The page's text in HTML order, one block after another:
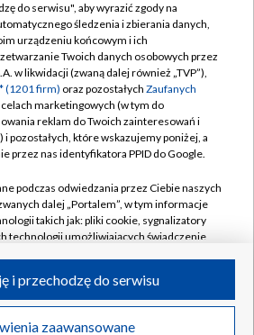
TVP
TVP
Cyfrowa
Regulamin TVP
prywatności
Moje zgody
Pomoc
Kontakt
Kanały
Polska S.A. w likwidacji
do serwisu", aby wyrazić zgody na
śledzenia i zbierania danych,
urządzeniu końcowym i ich
Twoich danych osobowych przez
w likwidacji (zwaną dalej również „TVP”),
(1201 firm) oraz pozostałych Zaufanych
celach marketingowych (w tym do
reklam do Twoich zainteresowań i
pozostałych, które wskazujemy poniżej, a
przez nas identyfikatora PPID do Google.
podczas odwiedzania przez Ciebie naszych
dalej „Portalem”, w tym informacje
takich jak: pliki cookie, sygnalizatory
technologii umożliwiających świadczenie
podczas odwiedzania przez Ciebie
zaawansowane
i przechodzę do serwisu